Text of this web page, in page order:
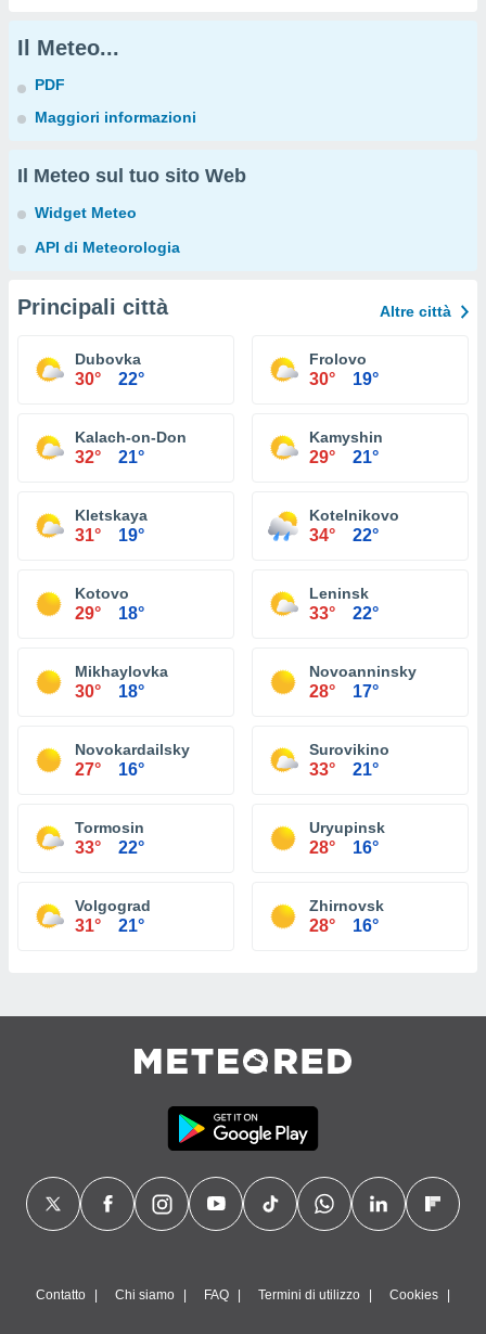
Il Meteo...
PDF
Maggiori informazioni
Il Meteo sul tuo sito Web
Widget Meteo
API di Meteorologia
Principali città Altre città
Dubovka
30° 22°
Frolovo
30° 19°
Kalach-on-Don
32° 21°
Kamyshin
29° 21°
Kletskaya
31° 19°
Kotelnikovo
34° 22°
Kotovo
29° 18°
Leninsk
33° 22°
Mikhaylovka
30° 18°
Novoanninsky
28° 17°
Novokardailsky
27° 16°
Surovikino
33° 21°
Tormosin
33° 22°
Uryupinsk
28° 16°
Volgograd
31° 21°
Zhirnovsk
28° 16°
Contatto Chi siamo FAQ Termini di utilizzo Cookies